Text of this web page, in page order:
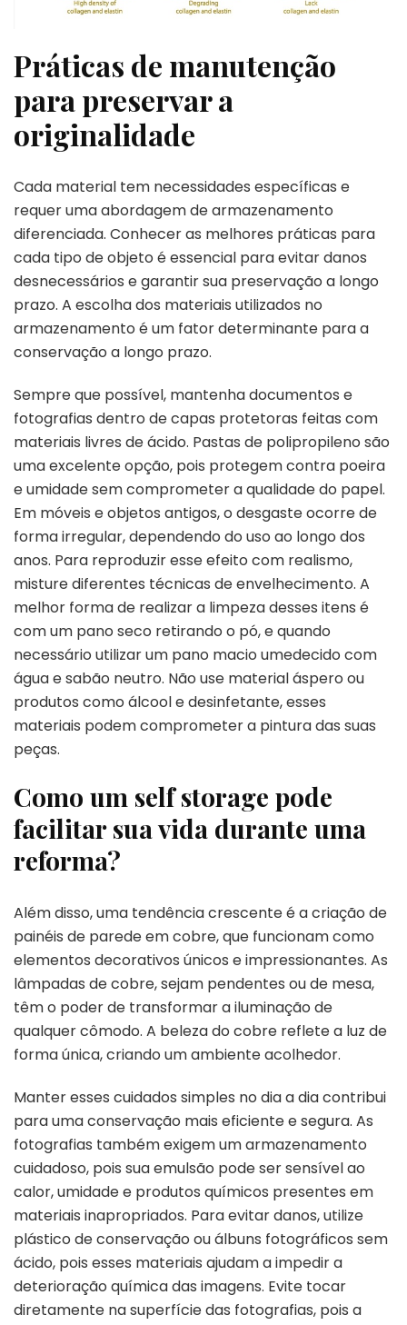
Práticas de manutenção
para preservar a
originalidade
Cada material tem necessidades específicas e
requer uma abordagem de armazenamento
diferenciada. Conhecer as melhores práticas para
cada tipo de objeto é essencial para evitar danos
desnecessários e garantir sua preservação a longo
prazo. A escolha dos materiais utilizados no
armazenamento é um fator determinante para a
conservação a longo prazo.
Sempre que possível, mantenha documentos e
fotografias dentro de capas protetoras feitas com
materiais livres de ácido. Pastas de polipropileno são
uma excelente opção, pois protegem contra poeira
e umidade sem comprometer a qualidade do papel.
Em móveis e objetos antigos, o desgaste ocorre de
forma irregular, dependendo do uso ao longo dos
anos. Para reproduzir esse efeito com realismo,
misture diferentes técnicas de envelhecimento. A
melhor forma de realizar a limpeza desses itens é
com um pano seco retirando o pó, e quando
necessário utilizar um pano macio umedecido com
água e sabão neutro. Não use material áspero ou
produtos como álcool e desinfetante, esses
materiais podem comprometer a pintura das suas
peças.
Como um self storage pode
facilitar sua vida durante uma
reforma?
Além disso, uma tendência crescente é a criação de
painéis de parede em cobre, que funcionam como
elementos decorativos únicos e impressionantes. As
lâmpadas de cobre, sejam pendentes ou de mesa,
têm o poder de transformar a iluminação de
qualquer cômodo. A beleza do cobre reflete a luz de
forma única, criando um ambiente acolhedor.
Manter esses cuidados simples no dia a dia contribui
para uma conservação mais eficiente e segura. As
fotografias também exigem um armazenamento
cuidadoso, pois sua emulsão pode ser sensível ao
calor, umidade e produtos químicos presentes em
materiais inapropriados. Para evitar danos, utilize
plástico de conservação ou álbuns fotográficos sem
ácido, pois esses materiais ajudam a impedir a
deterioração química das imagens. Evite tocar
diretamente na superfície das fotografias, pois a